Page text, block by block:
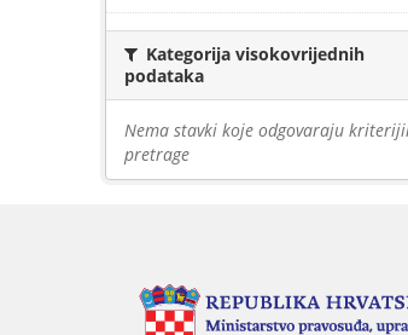
Kategorija visokovrijednih
podataka
Nema stavki koje odgovaraju
pretrage